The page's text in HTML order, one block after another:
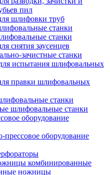
пил
шлифовки труб
станки
станки
снятия заусенцев
зачистные станки
испытания шлифовальных
правки шлифовальных
станки
шлифовальные станки
оборудование
прессовое оборудование
комбинированные
ножницы